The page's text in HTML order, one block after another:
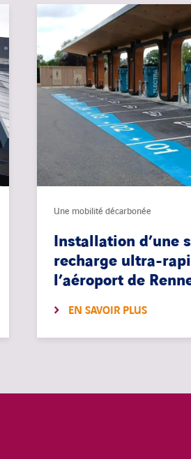
Une mobilité décarbonée
Installation d’une
recharge ultra-
l’aéroport de
EN SAVOIR PLUS